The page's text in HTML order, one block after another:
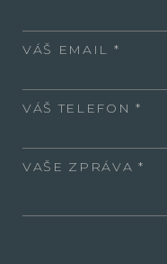
VÁŠ EMAIL
VÁŠ TELEFON
VAŠE ZPRÁVA